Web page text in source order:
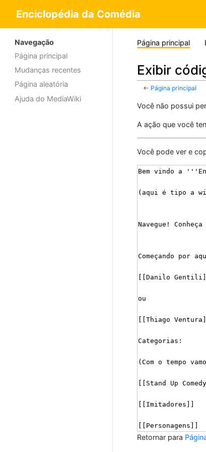
Enciclopédia da Comédia
Navegação
Página principal
Mudanças recentes
Página aleatória
Ajuda do MediaWiki
Página principal
Exibir
← Página principal
Você não possui
A ação que você
Você pode ver e
Retornar para